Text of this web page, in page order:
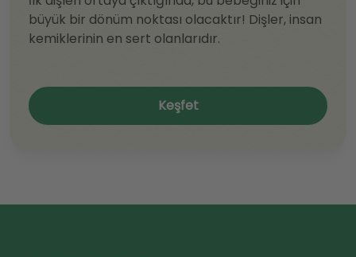
büyük bir dönüm noktası olacaktır! Dişler, insan
kemiklerinin en sert olanlarıdır.
Keşfet